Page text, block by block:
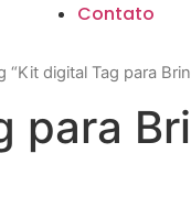
Contato
digital Tag para
para